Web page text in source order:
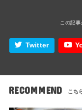
Twitter
RECOMMEND